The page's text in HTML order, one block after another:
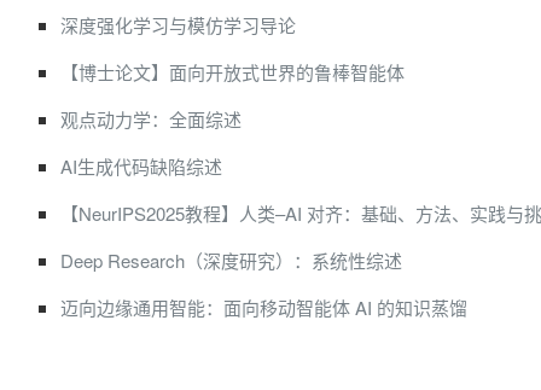
深度强化学习与模仿学习导论
【博士论文】面向开放式世界的鲁棒智能体
观点动力学：全面综述
AI生成代码缺陷综述
【NeurIPS2025教程】人类–AI 对齐：基础、方法、实践与
Deep Research（深度研究）：系统性综述
迈向边缘通用智能：面向移动智能体 AI 的知识蒸馏